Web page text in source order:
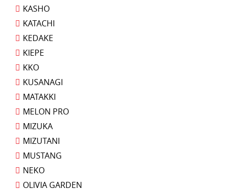
KASHO
KATACHI
KEDAKE
KIEPE
KKO
KUSANAGI
MATAKKI
MELON PRO
MIZUKA
MIZUTANI
MUSTANG
NEKO
OLIVIA GARDEN